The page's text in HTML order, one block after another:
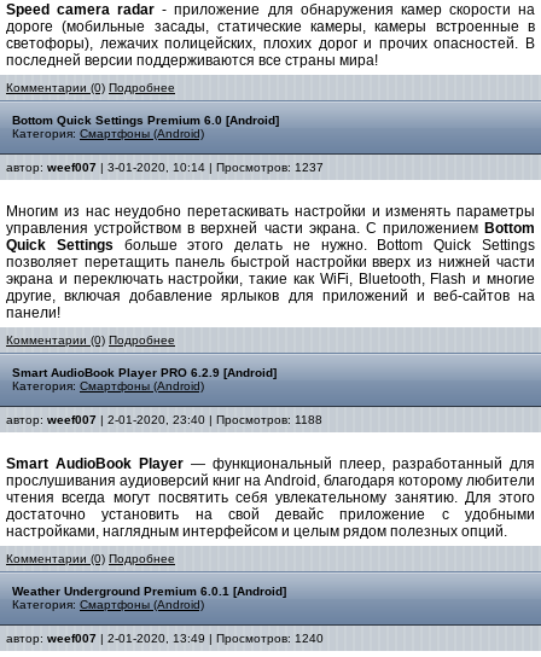
Speed camera radar - приложение для обнаружения камер скорости на
дороге (мобильные засады, статические камеры, камеры встроенные в
светофоры), лежачих полицейских, плохих дорог и прочих опасностей. В
последней версии поддерживаются все страны мира!
Комментарии (0) Подробнее
Bottom Quick Settings Premium 6.0 [Android]
Категория: Смартфоны (Android)
автор: weef007 | 3-01-2020, 10:14 | Просмотров: 1237
Многим из нас неудобно перетаскивать настройки и изменять параметры
управления устройством в верхней части экрана. С приложением Bottom
Quick Settings больше этого делать не нужно. Bottom Quick Settings
позволяет перетащить панель быстрой настройки вверх из нижней части
экрана и переключать настройки, такие как WiFi, Bluetooth, Flash и многие
другие, включая добавление ярлыков для приложений и веб-сайтов на
панели!
Комментарии (0) Подробнее
Smart AudioBook Player PRO 6.2.9 [Android]
Категория: Смартфоны (Android)
автор: weef007 | 2-01-2020, 23:40 | Просмотров: 1188
Smart AudioBook Player — функциональный плеер, разработанный для
прослушивания аудиоверсий книг на Android, благодаря которому любители
чтения всегда могут посвятить себя увлекательному занятию. Для этого
достаточно установить на свой девайс приложение с удобными
настройками, наглядным интерфейсом и целым рядом полезных опций.
Комментарии (0) Подробнее
Weather Underground Premium 6.0.1 [Android]
Категория: Смартфоны (Android)
автор: weef007 | 2-01-2020, 13:49 | Просмотров: 1240